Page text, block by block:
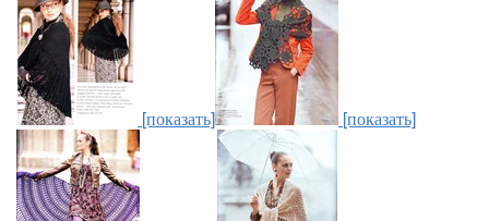
[показать] [показать]